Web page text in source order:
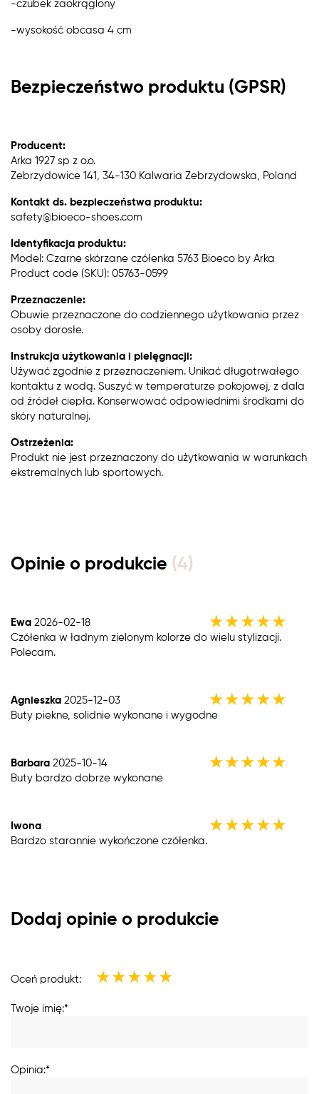
-czubek zaokrąglony
-wysokość obcasa 4 cm
Bezpieczeństwo produktu (GPSR)
Producent:
Arka 1927 sp z o.o.
Zebrzydowice 141, 34-130 Kalwaria Zebrzydowska, Poland
Kontakt ds. bezpieczeństwa produktu:
safety@bioeco-shoes.com
Identyfikacja produktu:
Model: Czarne skórzane czółenka 5763 Bioeco by Arka
Product code (SKU): 05763-0599
Przeznaczenie:
Obuwie przeznaczone do codziennego użytkowania przez
osoby dorosłe.
Instrukcja użytkowania i pielęgnacji:
Używać zgodnie z przeznaczeniem. Unikać długotrwałego
kontaktu z wodą. Suszyć w temperaturze pokojowej, z dala
od źródeł ciepła. Konserwować odpowiednimi środkami do
skóry naturalnej.
Ostrzeżenia:
Produkt nie jest przeznaczony do użytkowania w warunkach
ekstremalnych lub sportowych.
Opinie o produkcie (4)
Ewa 2026-02-18 ★★★★★
Czółenka w ładnym zielonym kolorze do wielu stylizacji.
Polecam.
Agnieszka 2025-12-03 ★★★★★
Buty piekne, solidnie wykonane i wygodne
Barbara 2025-10-14 ★★★★★
Buty bardzo dobrze wykonane
Iwona ★★★★★
Bardzo starannie wykończone czółenka.
Dodaj opinie o produkcie
Oceń produkt: ★★★★★
Twoje imię:*
Opinia:*